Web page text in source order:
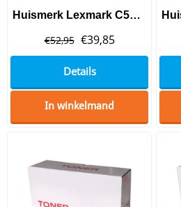
Huismerk Lexmark C500 (C500H2CG) Toner Cyaan
€52,95 €39,85
Details
In winkelmand